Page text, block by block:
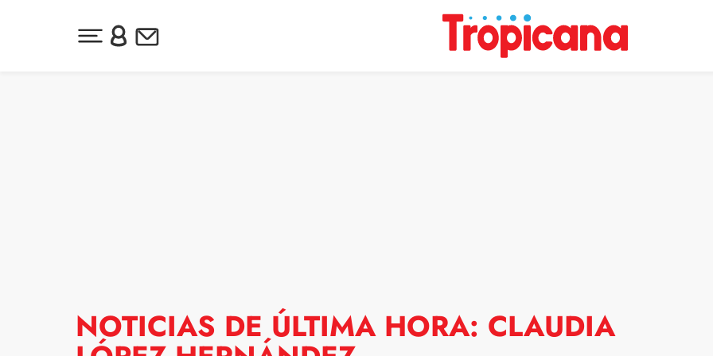
Desplegar menú principal
Inicia sesión o regístrate
Newsletter
NOTICIAS DE ÚLTIMA HORA: CLAUDIA